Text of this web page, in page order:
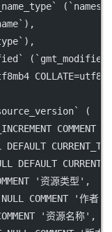
(
),
),
( `gmt_modified`
COLLATE=
(
COMMENT
DEFAULT
DEFAULT
'资源类型' ,
NULL COMMENT '作者'
'资源名称' ,